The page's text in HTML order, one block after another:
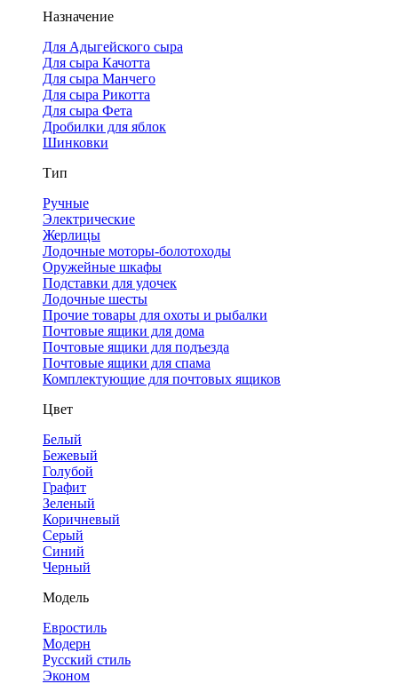
Назначение
Для Адыгейского сыра
Для сыра Качотта
Для сыра Манчего
Для сыра Рикотта
Для сыра Фета
Дробилки для яблок
Шинковки
Тип
Ручные
Электрические
Жерлицы
Лодочные моторы-болотоходы
Оружейные шкафы
Подставки для удочек
Лодочные шесты
Прочие товары для охоты и рыбалки
Почтовые ящики для дома
Почтовые ящики для подъезда
Почтовые ящики для спама
Комплектующие для почтовых ящиков
Цвет
Белый
Бежевый
Голубой
Графит
Зеленый
Коричневый
Серый
Синий
Черный
Модель
Евростиль
Модерн
Русский стиль
Эконом